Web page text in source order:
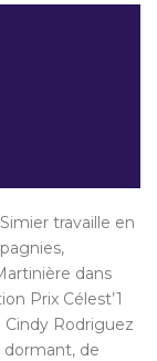
travaille en
dans
Prix Célest’1
Cindy Rodriguez
dormant, de